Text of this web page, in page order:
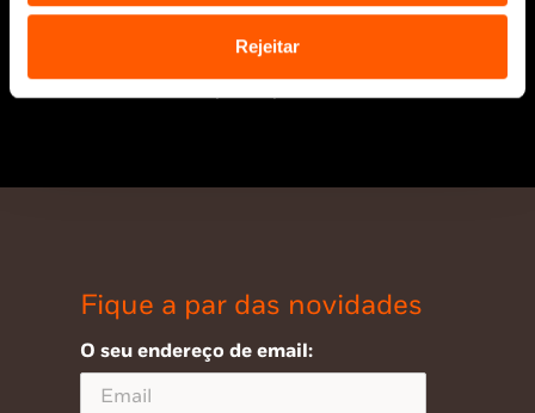
Rejeitar
Fique a par das novidades
O seu endereço de email: